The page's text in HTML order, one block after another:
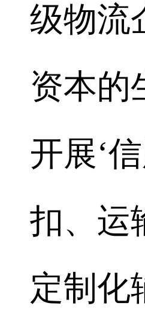
级物流
资本的
开展‘
扣、运
定制化